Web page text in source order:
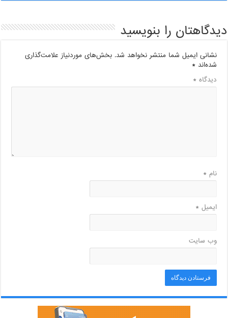
دیدگاهتان را بنویسید
نشانی ایمیل شما منتشر نخواهد شد. بخش‌های موردنیاز علامت‌گذاری
شده‌اند*
دیدگاه*
نام*
ایمیل*
وب‌ سایت